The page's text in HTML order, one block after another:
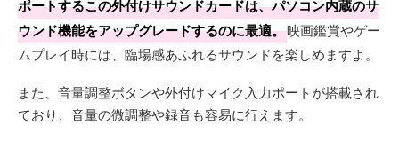
ポートするこの外付けサウンドカードは、パソコン内蔵のサ
ウンド機能をアップグレードするのに最適。映画鑑賞やゲー
ムプレイ時には、臨場感あふれるサウンドを楽しめますよ。
また、音量調整ボタンや外付けマイク入力ポートが搭載され
ており、音量の微調整や録音も容易に行えます。